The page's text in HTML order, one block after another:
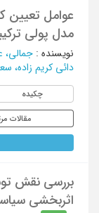
عوامل تعیین
مدل پولی
نویسنده : جمالی،
دائی کریم زاده،
چکیده
مقالات
بررسی نقش
اثربخشی